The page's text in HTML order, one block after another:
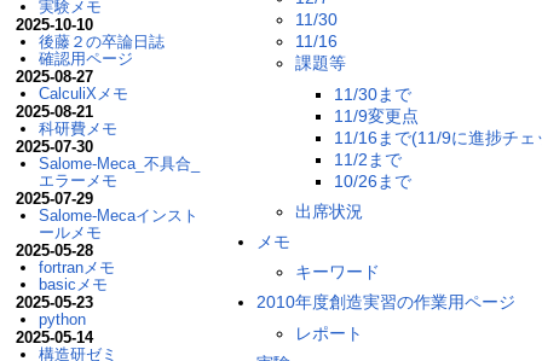
11/30
11/16
課題等
11/30まで
11/9変更点
11/16まで(11/9に進捗チェ
11/2まで
10/26まで
出席状況
メモ
キーワード
2010年度創造実習の作業用ページ
レポート
実験メモ
2025-10-10
後藤２の卒論日誌
確認用ページ
2025-08-27
CalculiXメモ
2025-08-21
科研費メモ
2025-07-30
Salome-Meca_不具合_
エラーメモ
2025-07-29
Salome-Mecaインスト
ールメモ
2025-05-28
fortranメモ
basicメモ
2025-05-23
python
2025-05-14
構造研ゼミ